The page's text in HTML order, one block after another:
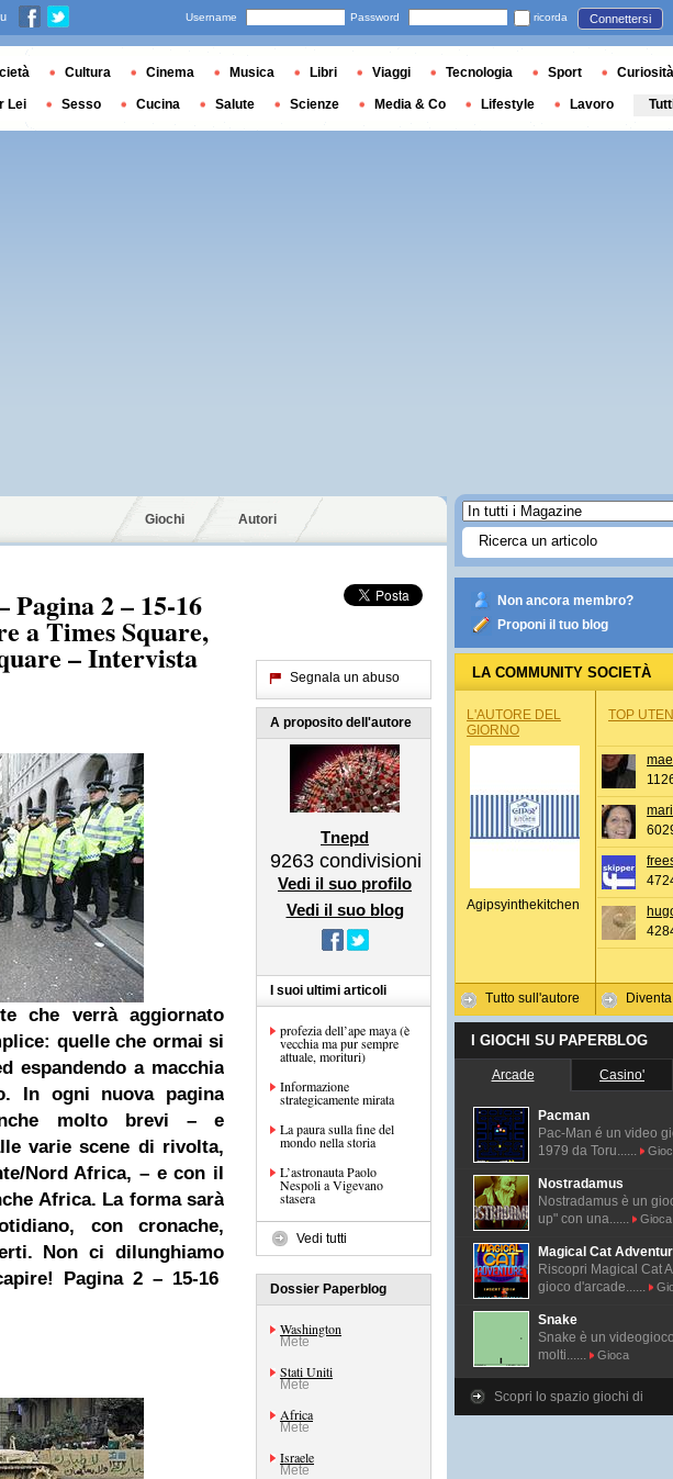
Giochi Autori
2 – 15-16
a Times Square,
– Intervista
che verrà aggiornato
quelle che ormai si
espandendo a macchia
In ogni nuova pagina
molto brevi – e
varie scene di rivolta,
Nord Africa, – e con il
Africa. La forma sarà
con cronache,
Non ci dilunghiamo
Pagina 2 – 15-16
Segnala un abuso
A proposito dell'autore
Tnepd
9263 condivisioni
Vedi il suo profilo
Vedi il suo blog
I suoi ultimi articoli
profezia dell’ape maya (è
vecchia ma pur sempre
attuale, morituri)
Informazione
strategicamente mirata
La paura sulla fine del
mondo nella storia
L’astronauta Paolo
Nespoli a Vigevano
stasera
Vedi tutti
Dossier Paperblog
Washington
Mete
Stati Uniti
Mete
Africa
Mete
Israele
Mete
Non ancora membro?
Proponi il tuo blog
LA COMMUNITY SOCIETÀ
L'AUTORE DEL
GIORNO
Agipsyinthekitchen
Tutto sull'autore
TOP
I GIOCHI SU PAPERBLOG
Arcade Casino'
Pacman
Pac-Man é un video
1979 da Toru......
Nostradamus
Nostradamus è un
up" con una......
Gioca
Magical Cat
Riscopri Magical Cat
gioco d'arcade......
Snake
Snake è un
molti......
Gioca
Scopri lo spazio giochi di
Username Password ricorda Connettersi
Cultura Cinema Musica Libri Viaggi Tecnologia Sport Curiosità
Lei Sesso Cucina Salute Scienze Media & Co Lifestyle Lavoro